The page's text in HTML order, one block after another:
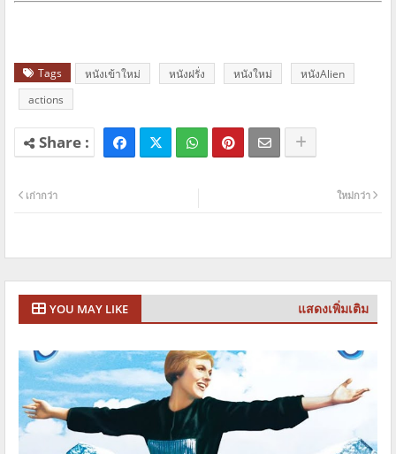
Tags หนังเข้าใหม่ หนังฝรั่ง หนังใหม่
หนังAlien
actions
ใหม่กว่า
เก่ากว่า
YOU MAY LIKE แสดงเพิ่มเติม